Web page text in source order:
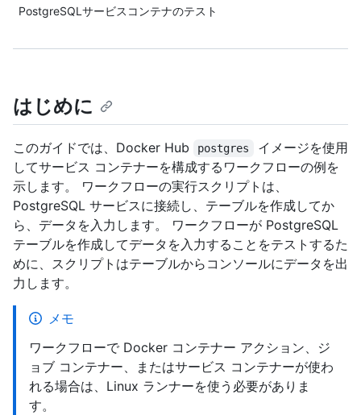
PostgreSQLサービスコンテナのテスト
はじめに
このガイドでは、Docker Hub postgres
イメージを使用
してサービス コンテナーを構成するワークフローの例を
示します。 ワークフローの実行スクリプトは、
PostgreSQL サービスに接続し、テーブルを作成してか
ら、データを入力します。 ワークフローが PostgreSQL
テーブルを作成してデータを入力することをテストするた
めに、スクリプトはテーブルからコンソールにデータを出
力します。
メモ
ワークフローで Docker コンテナー アクション、ジ
ョブ コンテナー、またはサービス コンテナーが使わ
れる場合は、Linux ランナーを使う必要がありま
す。